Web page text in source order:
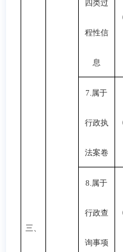
三、
四类过
程性信
息
7. 属于
行政执
法案卷
8. 属于
行政查
询事项